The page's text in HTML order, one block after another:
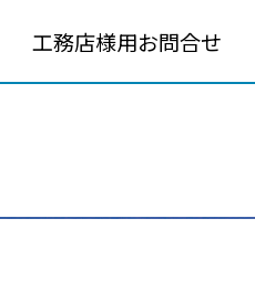
工務店様用お問合せ